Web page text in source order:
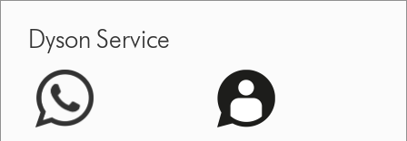
Dyson Service